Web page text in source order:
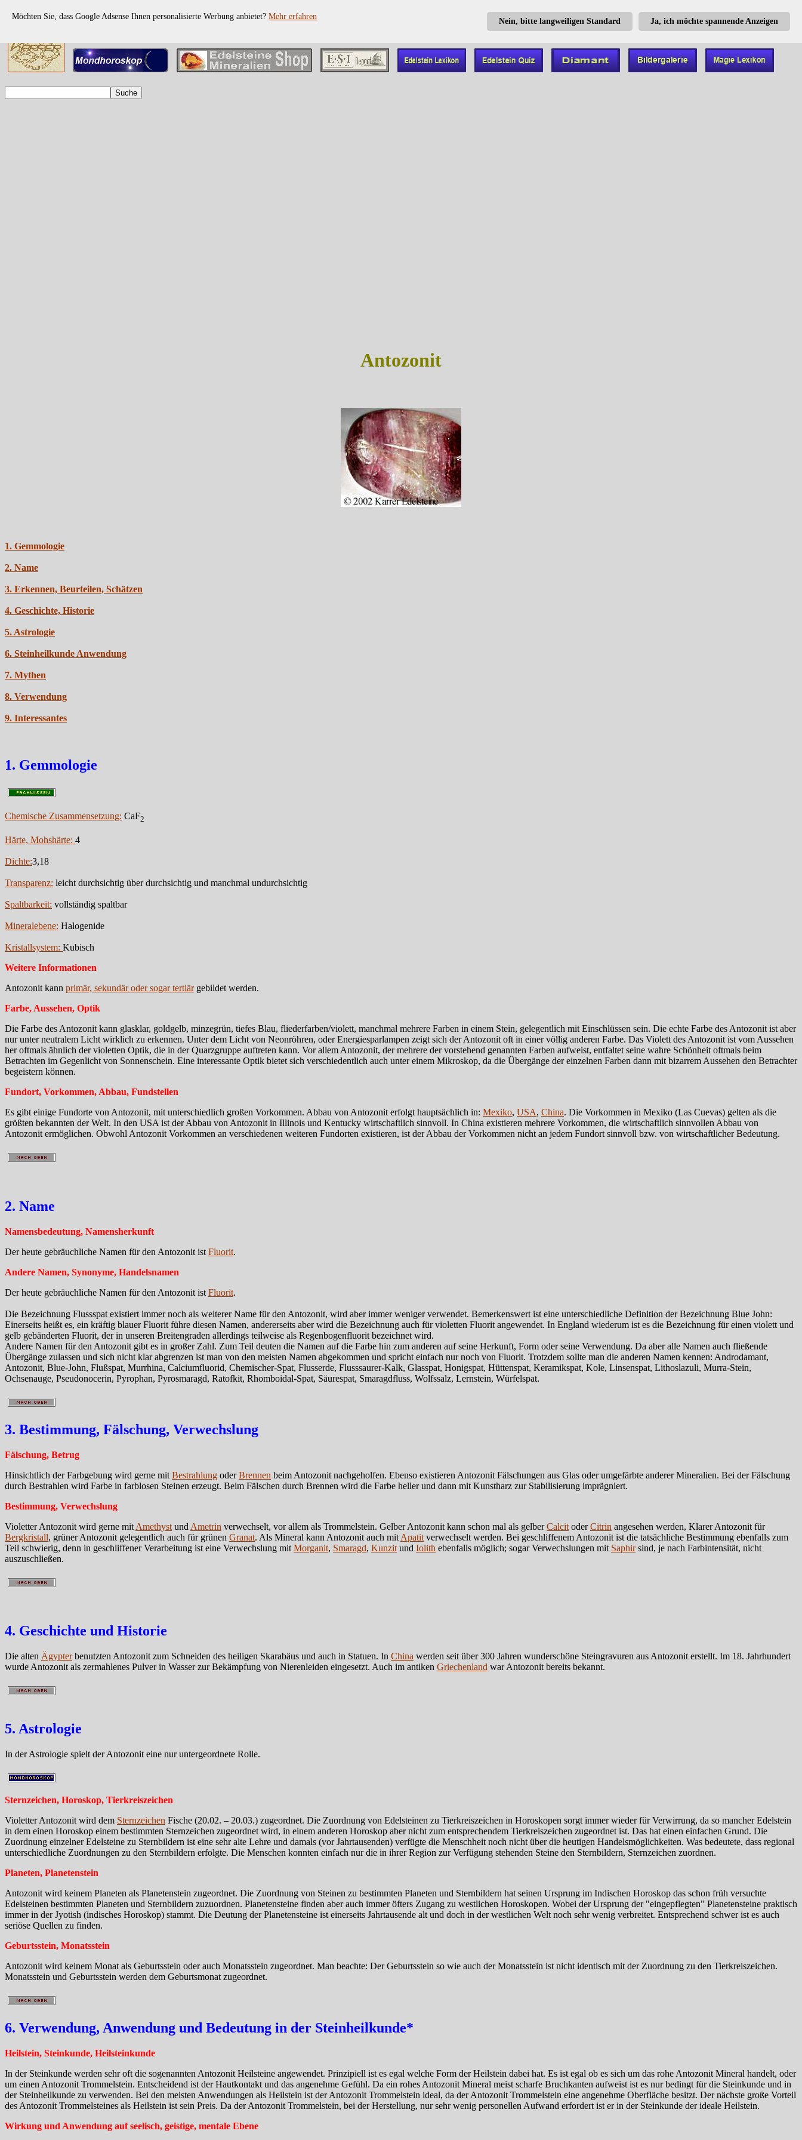
Ja, ich möchte spannende Anzeigen
Nein, bitte langweiligen Standard
Möchten Sie, dass Google Adsense Ihnen personalisierte Werbung anbietet? Mehr erfahren
Antozonit
1. Gemmologie
2. Name
3. Erkennen, Beurteilen, Schätzen
4. Geschichte, Historie
5. Astrologie
6. Steinheilkunde Anwendung
7. Mythen
8. Verwendung
9. Interessantes
1. Gemmologie
Chemische Zusammensetzung: CaF2
Härte, Mohshärte: 4
Dichte:3,18
Transparenz: leicht durchsichtig über durchsichtig und manchmal undurchsichtig
Spaltbarkeit: vollständig spaltbar
Mineralebene: Halogenide
Kristallsystem: Kubisch
Weitere Informationen
Antozonit kann primär, sekundär oder sogar tertiärgebildet werden.
Farbe, Aussehen, Optik
Die Farbe des Antozonit kann glasklar, goldgelb, minzegrün, tiefes Blau, fliederfarben/violett, manchmal mehrere Farben in einem Stein, gelegentlich mit Einschlüssen sein. Die echte Farbe des Antozonit ist aber
nur unter neutralem Licht wirklich zu erkennen. Unter dem Licht von Neonröhren, oder Energiesparlampen zeigt sich der Antozonit oft in einer völlig anderen Farbe. Das Violett des Antozonit ist vom Aussehen
her oftmals ähnlich der violetten Optik, die in der Quarzgruppe auftreten kann. Vor allem Antozonit, der mehrere der vorstehend genannten Farben aufweist, entfaltet seine wahre Schönheit oftmals beim
Betrachten im Gegenlicht von Sonnenschein. Eine interessante Optik bietet sich verschiedentlich auch unter einem Mikroskop, da die Übergänge der einzelnen Farben dann mit bizarrem Aussehen den Betrachter
begeistern können.
Fundort, Vorkommen, Abbau, Fundstellen
Es gibt einige Fundorte von Antozonit, mit unterschiedlich großen Vorkommen. Abbau von Antozonit erfolgt hauptsächlich in: Mexiko, USA, China. Die Vorkommen in Mexiko (Las Cuevas) gelten als die
größten bekannten der Welt. In den USA ist der Abbau von Antozonit in Illinois und Kentucky wirtschaftlich sinnvoll. In China existieren mehrere Vorkommen, die wirtschaftlich sinnvollen Abbau von
Antozonit ermöglichen. Obwohl Antozonit Vorkommen an verschiedenen weiteren Fundorten existieren, ist der Abbau der Vorkommen nicht an jedem Fundort sinnvoll bzw. von wirtschaftlicher Bedeutung.
2. Name
Namensbedeutung, Namensherkunft
Der heute gebräuchliche Namen für den Antozonit ist Fluorit.
Andere Namen, Synonyme, Handelsnamen
Der heute gebräuchliche Namen für den Antozonit ist Fluorit.
Die Bezeichnung Flussspat existiert immer noch als weiterer Name für den Antozonit, wird aber immer weniger verwendet. Bemerkenswert ist eine unterschiedliche Definition der Bezeichnung Blue John:
Einerseits heißt es, ein kräftig blauer Fluorit führe diesen Namen, andererseits aber wird die Bezeichnung auch für violetten Fluorit angewendet. In England wiederum ist es die Bezeichnung für einen violett und
gelb gebänderten Fluorit, der in unseren Breitengraden allerdings teilweise als Regenbogenfluorit bezeichnet wird.
Andere Namen für den Antozonit gibt es in großer Zahl. Zum Teil deuten die Namen auf die Farbe hin zum anderen auf seine Herkunft, Form oder seine Verwendung. Da aber alle Namen auch fließende
Übergänge zulassen und sich nicht klar abgrenzen ist man von den meisten Namen abgekommen und spricht einfach nur noch von Fluorit. Trotzdem sollte man die anderen Namen kennen: Androdamant,
Antozonit, Blue-John, Flußspat, Murrhina, Calciumfluorid, Chemischer-Spat, Flusserde, Flusssaurer-Kalk, Glasspat, Honigspat, Hüttenspat, Keramikspat, Kole, Linsenspat, Lithoslazuli, Murra-Stein,
Ochsenauge, Pseudonocerin, Pyrophan, Pyrosmaragd, Ratofkit, Rhomboidal-Spat, Säurespat, Smaragdfluss, Wolfssalz, Lernstein, Würfelspat.
3. Bestimmung, Fälschung, Verwechslung
Fälschung, Betrug
Hinsichtlich der Farbgebung wird gerne mit Bestrahlung oderBrennen beim Antozonit nachgeholfen. Ebenso existieren Antozonit Fälschungen aus Glas oder umgefärbte anderer Mineralien. Bei der Fälschung
durch Bestrahlen wird Farbe in farblosen Steinen erzeugt. Beim Fälschen durch Brennen wird die Farbe heller und dann mit Kunstharz zur Stabilisierung imprägniert.
Bestimmung, Verwechslung
Violetter Antozonit wird gerne mit Amethyst und Ametrin verwechselt, vor allem als Trommelstein. Gelber Antozonit kann schon mal als gelberCalcit oderCitrin angesehen werden, Klarer Antozonit für
Bergkristall, grüner Antozonit gelegentlich auch für grünen Granat. Als Mineral kann Antozonit auch mit Apatit verwechselt werden. Bei geschliffenem Antozonit ist die tatsächliche Bestimmung ebenfalls zum
Teil schwierig, denn in geschliffener Verarbeitung ist eine Verwechslung mit Morganit, Smaragd, Kunzit und Iolith ebenfalls möglich; sogar Verwechslungen mit Saphirsind, je nach Farbintensität, nicht
auszuschließen.
4. Geschichte und Historie
Die alten Ägypterbenutzten Antozonit zum Schneiden des heiligen Skarabäus und auch in Statuen. In China werden seit über 300 Jahren wunderschöne Steingravuren aus Antozonit erstellt. Im 18. Jahrhundert
wurde Antozonit als zermahlenes Pulver in Wasser zur Bekämpfung von Nierenleiden eingesetzt. Auch im antiken Griechenland war Antozonit bereits bekannt.
5. Astrologie
In der Astrologie spielt der Antozonit eine nur untergeordnete Rolle.
Sternzeichen, Horoskop, Tierkreiszeichen
Violetter Antozonit wird dem Sternzeichen Fische (20.02. – 20.03.) zugeordnet. Die Zuordnung von Edelsteinen zu Tierkreiszeichen in Horoskopen sorgt immer wieder für Verwirrung, da so mancher Edelstein
in dem einen Horoskop einem bestimmten Sternzeichen zugeordnet wird, in einem anderen Horoskop aber nicht zum entsprechendem Tierkreiszeichen zugeordnet ist. Das hat einen einfachen Grund. Die
Zuordnung einzelner Edelsteine zu Sternbildern ist eine sehr alte Lehre und damals (vor Jahrtausenden) verfügte die Menschheit noch nicht über die heutigen Handelsmöglichkeiten. Was bedeutete, dass regional
unterschiedliche Zuordnungen zu den Sternbildern erfolgte. Die Menschen konnten einfach nur die in ihrer Region zur Verfügung stehenden Steine den Sternbildern, Sternzeichen zuordnen.
Planeten, Planetenstein
Antozonit wird keinem Planeten als Planetenstein zugeordnet. Die Zuordnung von Steinen zu bestimmten Planeten und Sternbildern hat seinen Ursprung im Indischen Horoskop das schon früh versuchte
Edelsteinen bestimmten Planeten und Sternbildern zuzuordnen. Planetensteine finden aber auch immer öfters Zugang zu westlichen Horoskopen. Wobei der Ursprung der "eingepflegten" Planetensteine praktisch
immer in der Jyotish (indisches Horoskop) stammt. Die Deutung der Planetensteine ist einerseits Jahrtausende alt und doch in der westlichen Welt noch sehr wenig verbreitet. Entsprechend schwer ist es auch
seriöse Quellen zu finden.
Geburtsstein, Monatsstein
Antozonit wird keinem Monat als Geburtsstein oder auch Monatsstein zugeordnet. Man beachte: Der Geburtsstein so wie auch der Monatsstein ist nicht identisch mit der Zuordnung zu den Tierkreiszeichen.
Monatsstein und Geburtsstein werden dem Geburtsmonat zugeordnet.
6. Verwendung, Anwendung und Bedeutung in der Steinheilkunde*
Heilstein, Steinkunde, Heilsteinkunde
In der Steinkunde werden sehr oft die sogenannten Antozonit Heilsteine angewendet. Prinzipiell ist es egal welche Form der Heilstein dabei hat. Es ist egal ob es sich um das rohe Antozonit Mineral handelt, oder
um einen Antozonit Trommelstein. Entscheidend ist der Hautkontakt und das angenehme Gefühl. Da ein rohes Antozonit Mineral meist scharfe Bruchkanten aufweist ist es nur bedingt für die Steinkunde und in
der Steinheilkunde zu verwenden. Bei den meisten Anwendungen als Heilstein ist der Antozonit Trommelstein ideal, da der Antozonit Trommelstein eine angenehme Oberfläche besitzt. Der nächste große Vorteil
des Antozonit Trommelsteines als Heilstein ist sein Preis. Da der Antozonit Trommelstein, bei der Herstellung, nur sehr wenig personellen Aufwand erfordert ist er in der Steinkunde der ideale Heilstein.
Wirkung und Anwendung auf seelisch, geistige, mentale Ebene